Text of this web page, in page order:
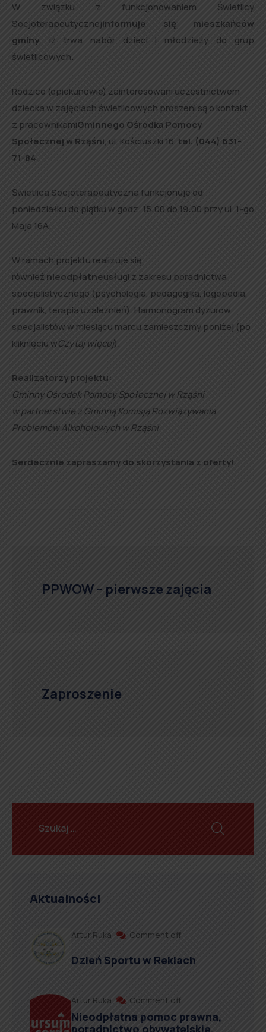
W związku z funkcjonowaniem Świetlicy
Socjoterapeutycznejinformuje się mieszkańców
gminy, iż trwa nabór dzieci i młodzieży do grup
świetlicowych.
Rodzice (opiekunowie) zainteresowani uczestnictwem
dziecka w zajęciach świetlicowych proszeni są o kontakt
z pracownikamiGminnego Ośrodka Pomocy
Społecznej w Rząśni, ul. Kościuszki 16, tel. (044) 631-
71-84.
Świetlica Socjoterapeutyczna funkcjonuje od
poniedziałku do piątku w godz. 15:00 do 19:00 przy ul. 1-go
Maja 16A.
W ramach projektu realizuje się
również nieodpłatneusługi z zakresu poradnictwa
specjalistycznego (psychologia, pedagogika, logopedia,
prawnik, terapia uzależnień). Harmonogram dyżurów
specjalistów w miesiącu marcu zamieszczmy poniżej (po
kliknięciu wCzytaj więcej).
Realizatorzy projektu:
Gminny Ośrodek Pomocy Społecznej w Rząśni
w partnerstwie z Gminną Komisją Rozwiązywania
Problemów Alkoholowych w Rząśni
Serdecznie zapraszamy do skorzystania z oferty!
PPWOW – pierwsze zajęcia
Zaproszenie
Aktualności
Artur Ruka Comment off
Dzień Sportu w Reklach
Artur Ruka Comment off
Nieodpłatna pomoc prawna,